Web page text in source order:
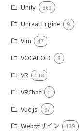
Unity 869
Unreal Engine 9
Vim 47
VOCALOID 8
VR 118
VRChat 1
Vue.js 97
Webデザイン 439